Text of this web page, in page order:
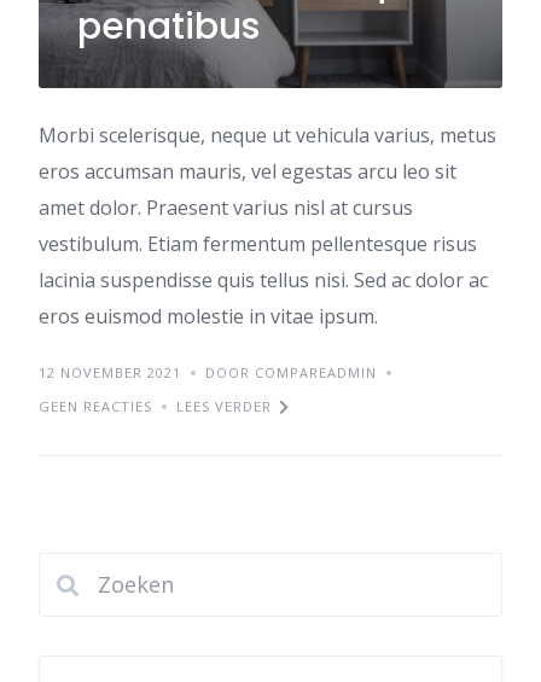
penatibus
Morbi scelerisque, neque ut vehicula varius, metus
eros accumsan mauris, vel egestas arcu leo sit
amet dolor. Praesent varius nisl at cursus
vestibulum. Etiam fermentum pellentesque risus
lacinia suspendisse quis tellus nisi. Sed ac dolor ac
eros euismod molestie in vitae ipsum.
12 NOVEMBER 2021
DOOR COMPAREADMIN
GEEN REACTIES
LEES VERDER